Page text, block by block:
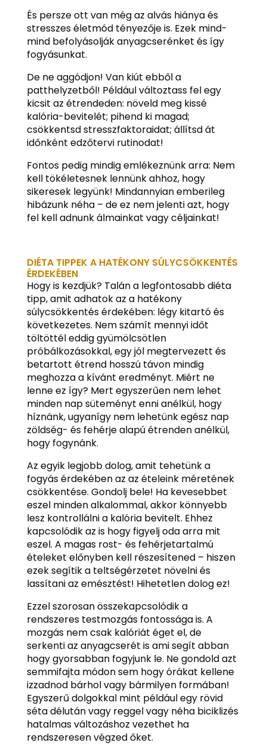
És persze ott van még az alvás hiánya és
stresszes életmód tényezője is. Ezek mind-
mind befolyásolják anyagcserénket és így
fogyásunkat.
De ne aggódjon! Van kiút ebből a
patthelyzetből! Például változtass fel egy
kicsit az étrendeden: növeld meg kissé
kalória-bevitelét; pihend ki magad;
csökkentsd stresszfaktoraidat; állítsd át
időnként edzőtervi rutinodat!
Fontos pedig mindig emlékeznünk arra: Nem
kell tökéletesnek lennünk ahhoz, hogy
sikeresek legyünk! Mindannyian emberileg
hibázunk néha – de ez nem jelenti azt, hogy
fel kell adnunk álmainkat vagy céljainkat!
DIÉTA TIPPEK A HATÉKONY SÚLYCSÖKKENTÉS
ÉRDEKÉBEN
Hogy is kezdjük? Talán a legfontosabb diéta
tipp, amit adhatok az a hatékony
súlycsökkentés érdekében: légy kitartó és
következetes. Nem számít mennyi időt
töltöttél eddig gyümölcsötlen
próbálkozásokkal, egy jól megtervezett és
betartott étrend hosszú távon mindig
meghozza a kívánt eredményt. Miért ne
lenne ez így? Mert egyszerűen nem lehet
minden nap süteményt enni anélkül, hogy
híznánk, ugyanígy nem lehetünk egész nap
zöldség- és fehérje alapú étrenden anélkül,
hogy fogynánk.
Az egyik legjobb dolog, amit tehetünk a
fogyás érdekében az az ételeink méretének
csökkentése. Gondolj bele! Ha kevesebbet
eszel minden alkalommal, akkor könnyebb
lesz kontrollálni a kalória bevitelt. Ehhez
kapcsolódik az is hogy figyelj oda arra mit
eszel. A magas rost- és fehérjetartalmú
ételeket előnyben kell részesítened – hiszen
ezek segítik a teltségérzetet növelni és
lassítani az emésztést! Hihetetlen dolog ez!
Ezzel szorosan összekapcsolódik a
rendszeres testmozgás fontossága is. A
mozgás nem csak kalóriát éget el, de
serkenti az anyagcserét is ami segít abban
hogy gyorsabban fogyjunk le. Ne gondold azt
semmifajta módon sem hogy órákat kellene
izzadnod bárhol vagy bármilyen formában!
Egyszerű dolgokkal mint például egy rövid
séta délután vagy reggel vagy néha biciklizés
hatalmas változáshoz vezethet ha
rendszeresen végzed őket.